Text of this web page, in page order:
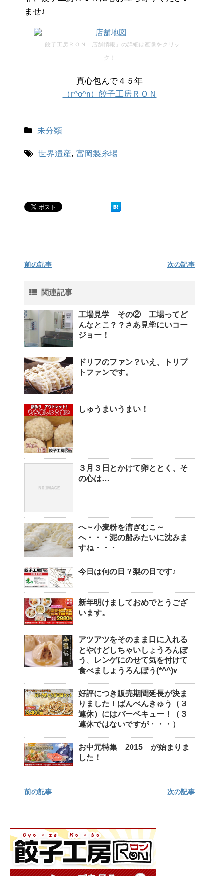
ませ♪
「餃子工房ＲＯＮ 店舗情報」の詳細は画像をクリッ
ク！
真心包んで４５年
（r^o^n）餃子工房ＲＯＮ
未分類
世界遺産, 富岡製糸場
前の記事 次の記事
関連記事
工場見学 その② 工場ってど
んなとこ？？さあ見学にいコー
ジョー！
ドリフのファン？いえ、トリプ
トファンです。
しゅうまいうまい！
３月３日とかけて卵ととく、そ
の心は…
へ～小麦粉を漕ぎむこ～
へ・・・泥の船みたいに沈みま
すね・・・
今日は何の日？梨の日です♪
新年明けましておめでとうござ
います。
アツアツをそのまま口に入れる
とやけどしちゃいしょうろんぽ
う、レンゲにのせて気を付けて
食べましょうろんぽう(*^^)v
好評につき販売期間延長が決ま
りました！ばんべんきゅう（３
連休）にはバーベキュー！（３
連休ではないですが・・・）
お中元特集 2015 が始まりま
した！
前の記事 次の記事